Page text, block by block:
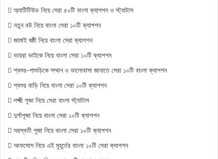
অ্যাটিটিউড নিয়ে সেরা ৫০টি বাংলা ক্যাপশন ও স্ট্যাটাস
নতুন বউ নিয়ে বাংলা সেরা ১০টি ক্যাপশন
জামাই ষষ্ঠী নিয়ে বাংলা সেরা ক্যাপশন
ভায়রা ভাইকে নিয়ে বাংলা সেরা ১০টি ক্যাপশন
শ্বশুর-শাশুড়িকে সম্মান ও ভালোবাসা জানাতে সেরা ১০টি বাংলা ক্যাপশন
শ্বশুর বাড়ি নিয়ে বাংলা সেরা ১০টি ক্যাপশন
লক্ষ্মী পূজা নিয়ে সেরা বাংলা স্ট্যাটাস
দুর্গাপূজা নিয়ে বাংলা সেরা ১০টি ক্যাপশন
সরস্বতী পূজা নিয়ে বাংলা সেরা ১০টি ক্যাপশন
আফসোস নিয়ে এই মুহূর্তের বাংলা ১০টি সেরা ক্যাপশন